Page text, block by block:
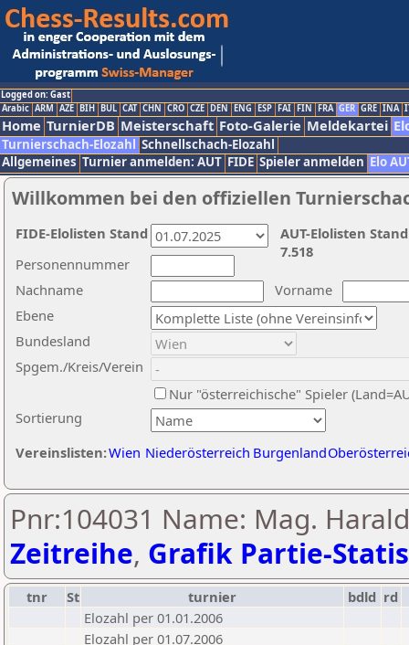
Logged on: Gast
Arabic ARM AZE BIH BUL CAT CHN CRO CZE DEN ENG ESP FAI FIN FRA GER GRE INA
Home TurnierDB Meisterschaft Foto-Galerie Meldekartei
Turnierschach-Elozahl Schnellschach-Elozahl
Allgemeines Turnier anmelden: AUT FIDE Spieler anmelden Elo
Willkommen bei den offiziellen
Nachname
Vorname
Ebene
Sortierung
Personennummer
Bundesland
Spgem./Kreis/Verein
Nur "österreichische" Spieler
Vereinslisten:Wien Niederösterreich Burgenland
AUT-Elolisten
7.518
FIDE-Elolisten Stand
Pnr:104031 Name: Mag.
Zeitreihe, Grafik Partie-
tnr St turnier bdld rd
Elozahl per 01.01.2006
Elozahl per 01.07.2006